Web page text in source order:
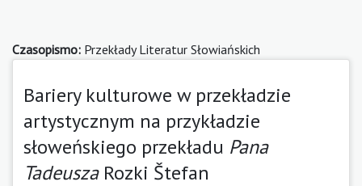
Czasopismo: Przekłady Literatur Słowiańskich
Bariery kulturowe w przekładzie
artystycznym na przykładzie
słoweńskiego przekładu Pana
TadeuszaRozki Štefan